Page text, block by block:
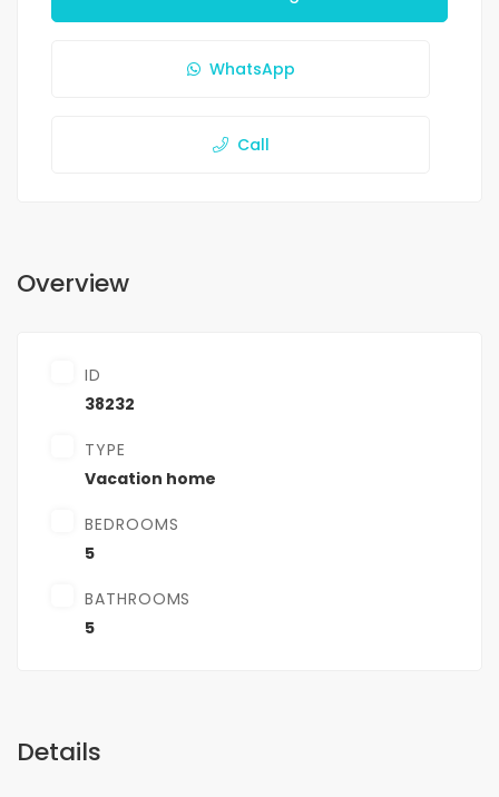
WhatsApp
Call
Overview
ID
38232
TYPE
Vacation home
BEDROOMS
5
BATHROOMS
5
Details